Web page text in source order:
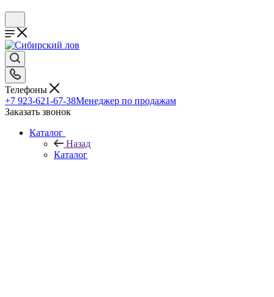
Телефоны
+7 923-621-67-38Менеджер по продажам
Заказать звонок
Каталог
Назад
Каталог